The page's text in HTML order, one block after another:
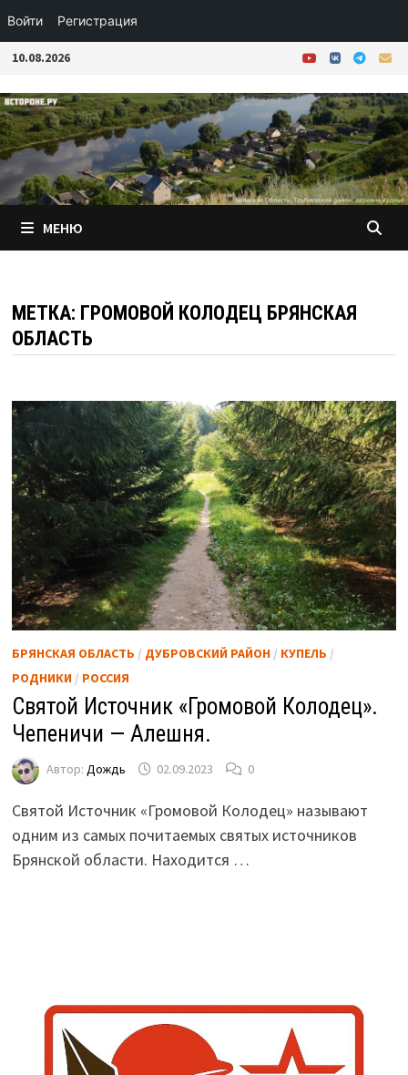
Войти Регистрация
Перейти
содержимому
10.08.2026
МЕНЮ
МЕТКА: ГРОМОВОЙ КОЛОДЕЦ БРЯНСКАЯ
ОБЛАСТЬ
БРЯНСКАЯ ОБЛАСТЬ / ДУБРОВСКИЙ РАЙОН/ КУПЕЛЬ /
РОДНИКИ/ РОССИЯ
Святой Источник «Громовой Колодец».
Чепеничи — Алешня.
Автор: Дождь 02.09.2023 0
Святой Источник «Громовой Колодец» называют
одним из самых почитаемых святых источников
Брянской области. Находится …